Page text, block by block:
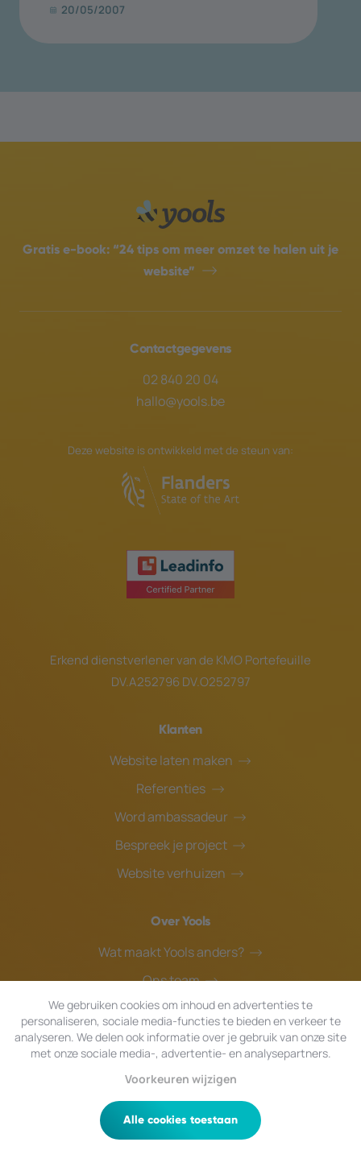
Interesse in een adviesgesprek?
20/05/2007
Gratis e-book: “24 tips om meer omzet te halen uit je
website”
Contactgegevens
02 840 20 04
hallo@yools.be
Deze website is ontwikkeld met de steun van:
Erkend dienstverlener van de KMO Portefeuille
DV.A252796 DV.O252797
Klanten
Website laten maken
Referenties
Word ambassadeur
Bespreek je project
Website verhuizen
Over Yools
Wat maakt Yools anders?
Ons team
Blog
Helpdesk
© 2026 Yools | Alle rechten voorbehouden.
We gebruiken cookies om inhoud en advertenties te
personaliseren, sociale media-functies te bieden en verkeer te
analyseren. We delen ook informatie over je gebruik van onze site
met onze sociale media-, advertentie- en analysepartners.
Voorkeuren wijzigen
Alle cookies toestaan